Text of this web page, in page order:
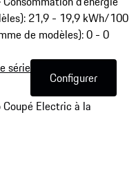
21,9 - 19,9 kWh/100
de modèles): 0 - 0
série
Configurer
Coupé Electric à la